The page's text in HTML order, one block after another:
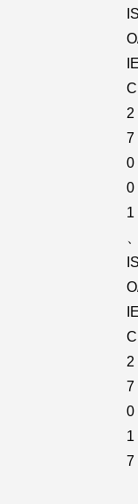
C
2
7
0
0
1
C
2
7
0
1
7